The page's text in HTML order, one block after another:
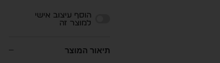
הוסף עיצוב אישי
למוצר זה
תיאור המוצר